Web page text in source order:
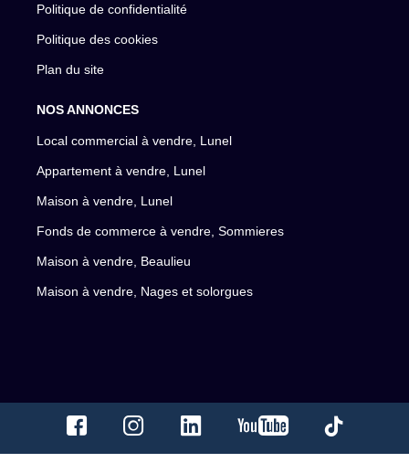
Politique de confidentialité
Politique des cookies
Plan du site
NOS ANNONCES
Local commercial à vendre, Lunel
Appartement à vendre, Lunel
Maison à vendre, Lunel
Fonds de commerce à vendre, Sommieres
Maison à vendre, Beaulieu
Maison à vendre, Nages et solorgues